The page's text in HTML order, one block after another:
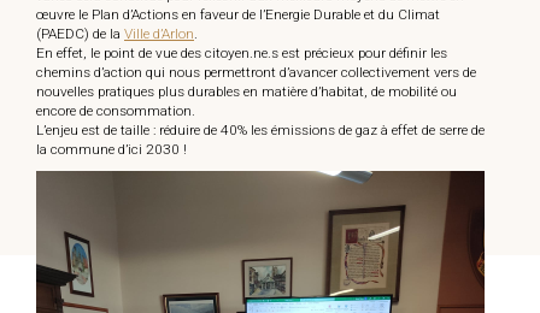
œuvre le Plan d’Actions en faveur de l’Energie Durable et du Climat
(PAEDC) de la Ville d’Arlon.
En effet, le point de vue des citoyen.ne.s est précieux pour définir les
chemins d’action qui nous permettront d’avancer collectivement vers de
nouvelles pratiques plus durables en matière d’habitat, de mobilité ou
encore de consommation.
L’enjeu est de taille : réduire de 40% les émissions de gaz à effet de serre de
la commune d’ici 2030 !